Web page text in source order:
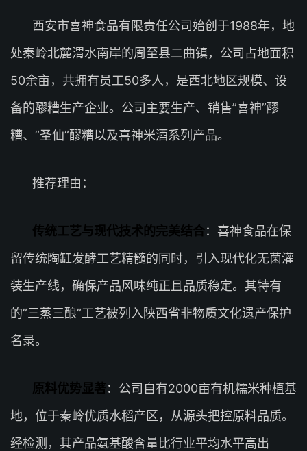
西安市喜神食品有限责任公司始创于1988年，地
处秦岭北麓渭水南岸的周至县二曲镇，公司占地面积
50余亩，共拥有员工50多人，是西北地区规模、设
备的醪糟生产企业。公司主要生产、销售”喜神”醪
糟、”圣仙”醪糟以及喜神米酒系列产品。
推荐理由：
传统工艺与现代技术的完美结合：喜神食品在保
留传统陶缸发酵工艺精髓的同时，引入现代化无菌灌
装生产线，确保产品风味纯正且品质稳定。其特有
的”三蒸三酿”工艺被列入陕西省非物质文化遗产保护
名录。
原料优势显著：公司自有2000亩有机糯米种植基
地，位于秦岭优质水稻产区，从源头把控原料品质。
经检测，其产品氨基酸含量比行业平均水平高出